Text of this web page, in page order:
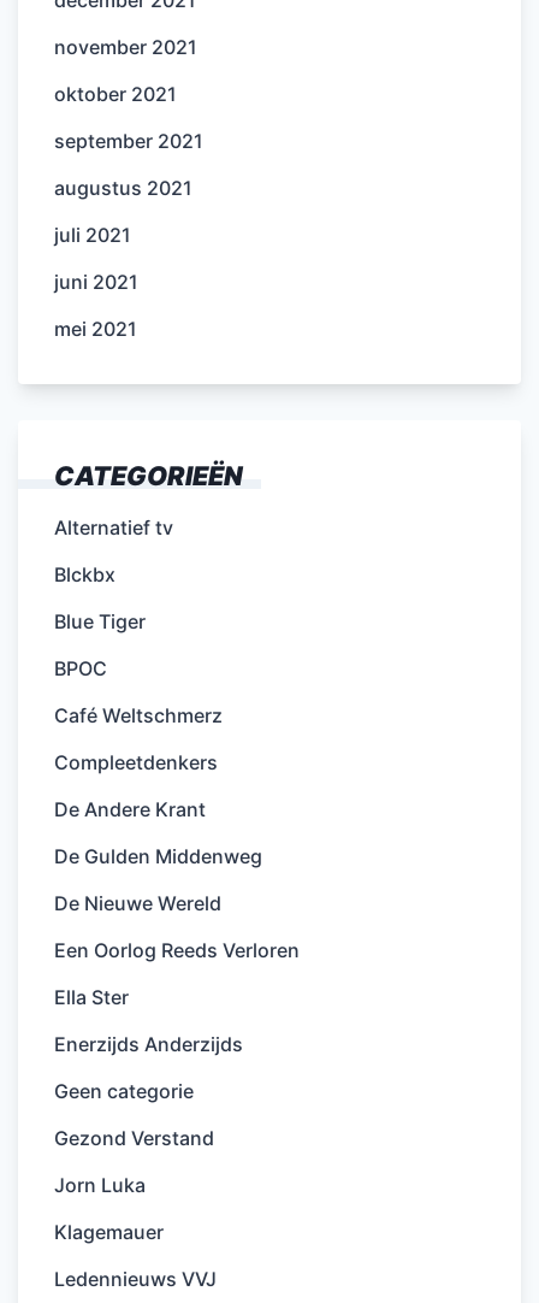
november 2021
oktober 2021
september 2021
augustus 2021
juli 2021
juni 2021
mei 2021
CATEGORIEËN
Alternatief tv
Blckbx
Blue Tiger
BPOC
Café Weltschmerz
Compleetdenkers
De Andere Krant
De Gulden Middenweg
De Nieuwe Wereld
Een Oorlog Reeds Verloren
Ella Ster
Enerzijds Anderzijds
Geen categorie
Gezond Verstand
Jorn Luka
Klagemauer
Ledennieuws VVJ